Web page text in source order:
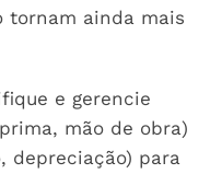
tornam ainda mais
e gerencie
mão de obra)
depreciação) para